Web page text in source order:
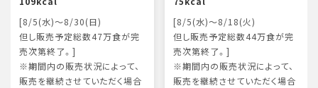
[8/5(水)～8/30(日)
但し販売予定総数47万食が完
売次第終了。]
※期間内の販売状況によって、
販売を継続させていただく場合
[8/5(水)～8/18(火)
但し販売予定総数44万食が完
売次第終了。]
※期間内の販売状況によって、
販売を継続させていただく場合